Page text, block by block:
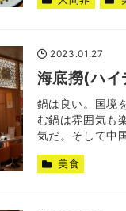
2023.01.27
海底撈(ハイ
鍋は良い。国境
む鍋は雰囲気も
気だ。そして中
美食